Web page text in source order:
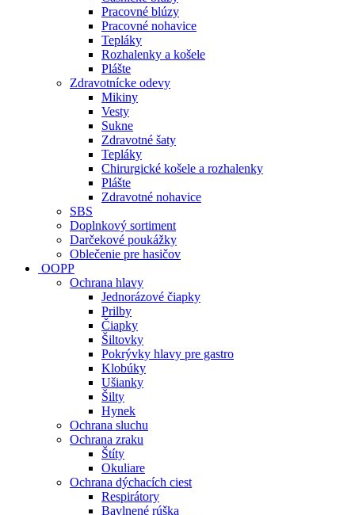
Pracovné blúzy
Pracovné nohavice
Tepláky
Rozhalenky a košele
Plášte
Zdravotnícke odevy
Mikiny
Vesty
Sukne
Zdravotné šaty
Tepláky
Chirurgické košele a rozhalenky
Plášte
Zdravotné nohavice
SBS
Doplnkový sortiment
Darčekové poukážky
Oblečenie pre hasičov
OOPP
Ochrana hlavy
Jednorázové čiapky
Prilby
Čiapky
Šiltovky
Pokrývky hlavy pre gastro
Klobúky
Ušianky
Šilty
Hynek
Ochrana sluchu
Ochrana zraku
Štíty
Okuliare
Ochrana dýchacích ciest
Respirátory
Bavlnené rúška